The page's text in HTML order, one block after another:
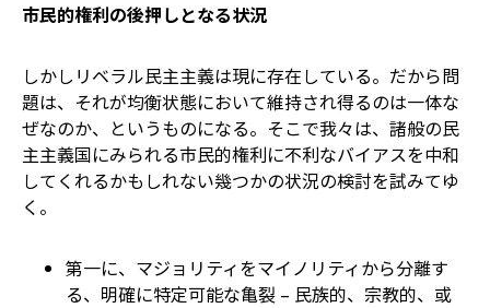
市民的権利の後押しとなる状況
しかしリベラル民主主義は現に存在している。だから問
題は、それが均衡状態において維持され得るのは一体な
ぜなのか、というものになる。そこで我々は、諸般の民
主主義国にみられる市民的権利に不利なバイアスを中和
してくれるかもしれない幾つかの状況の検討を試みてゆ
く。
第一に、マジョリティをマイノリティから分離す
る、明確に特定可能な亀裂 – 民族的、宗教的、或